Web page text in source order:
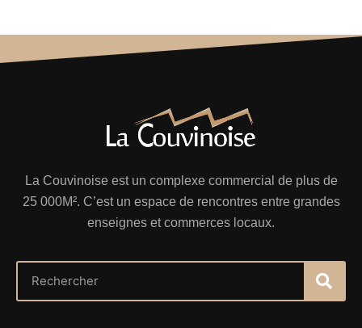
La Couvinoise est un complexe commercial de plus de
25 000M². C’est un espace de rencontres entre grandes
enseignes et commerces locaux.